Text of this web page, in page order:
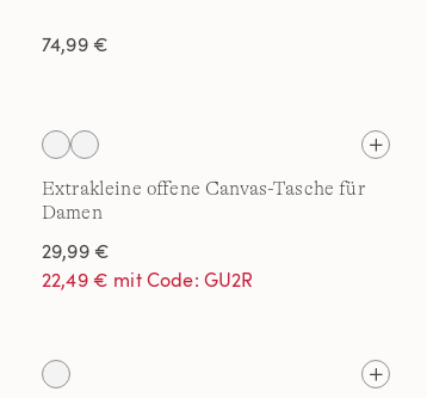
74,99 €
Extrakleine offene Canvas-Tasche für
Damen
29,99 €
22,49 € mit Code: GU2R